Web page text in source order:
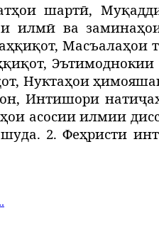
шартӣ,
илмӣ ва
Масъалаҳои
Эътимоднокии
Нуктаҳои
Интишори
асосии илмии
2. Феҳристи